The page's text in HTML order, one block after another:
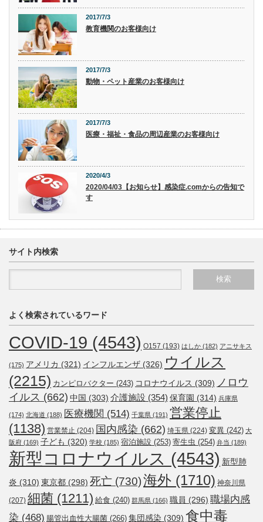
2017/7/3
教育機関のお客様向け
2017/7/3
動物・ペット産業のお客様向け
2017/7/3
医療・福祉・食品の周辺産業のお客様向け
2020/4/3
2020/04/03【お知らせ】感染症.comからの告知で
す
サイト内検索
よく検索されているワード
COVID-19 (4543) O157 (193) はしか (182) アニサキス
(175) アメリカ (321) インフルエンザ (326) ウイルス
(2215) カンピロバクター (243) コロナウイルス (309) ノロウ
イルス (662) 中国 (303) 介護施設 (354) 保育園 (314) 兵庫県
(174) 北海道 (188) 医療機関 (514) 千葉県 (191) 営業停止
(1138) 営業禁止 (204) 国内感染 (662) 埼玉県 (224) 変異 (242) 大
阪府 (169) 子ども (320) 学校 (185) 宿泊施設 (253) 寄生虫 (254) 弁当 (189)
新型コロナウイルス (4543) 新型肺
炎 (310) 東京都 (298) 死亡 (730)海外 (1710) 神奈川県
(207) 細菌 (1211) 給食 (240) 群馬県 (166) 職員 (296) 職場内感
染 (468) 腸管出血性大腸菌 (266) 集団感染 (309) 食中毒